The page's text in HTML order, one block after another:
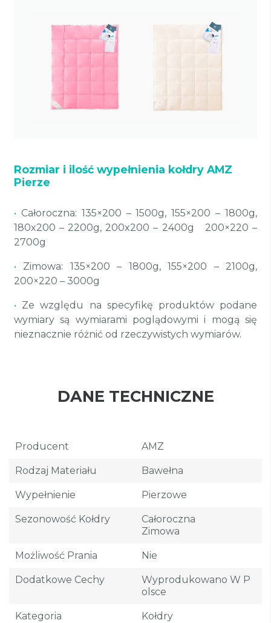
Rozmiar i ilość wypełnienia kołdry AMZ
Pierze
• Całoroczna: 135×200 – 1500g, 155×200 – 1800g,
180x200 – 2200g, 200x200 – 2400g 200×220 –
2700g
• Zimowa: 135×200 – 1800g, 155×200 – 2100g,
200×220 – 3000g
• Ze względu na specyfikę produktów podane
wymiary są wymiarami poglądowymi i mogą się
nieznacznie różnić od rzeczywistych wymiarów.
DANE TECHNICZNE
Producent AMZ
Rodzaj Materiału Bawełna
Wypełnienie Pierzowe
Sezonowość Kołdry
Całoroczna
Zimowa
Możliwość Prania Nie
Dodatkowe Cechy
Wyprodukowano W P
Olsce
Kategoria Kołdry